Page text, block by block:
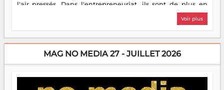
l'air pressés. Dans l'entrepreneuriat, ils sont de plus en
plus nombreux à se lancer, à créer, à risquer — souvent
sans filet, souvent sans aide, mais toujours avec cette
dorment vraiment la nuit. En culture, les nouvelles sont
encore meilleures. Aina Rasamoelina vient de décrocher le
Prix RFI Instrumental Afrique. Miangaly Elia rafle le Prix
jeunes qui tiennent la torche. Alors oui, on pourrait
s'arrêter là, applaudir et rentrer chez soi satisfait. Mais ce
Voir plus
MAG NO MEDIA 27 - JUILLET 2026